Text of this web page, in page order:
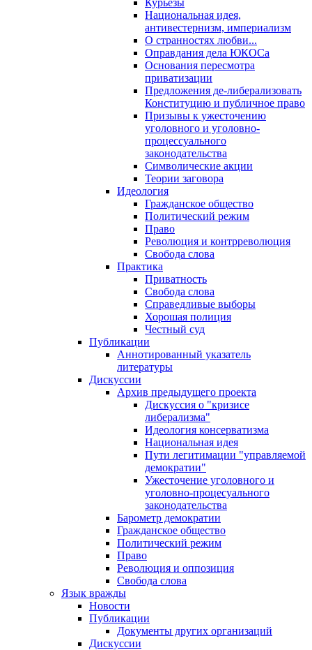
Курьезы
Национальная идея,
антивестернизм, империализм
О странностях любви...
Оправдания дела ЮКОСа
Основания пересмотра
приватизации
Предложения де-либерализовать
Конституцию и публичное право
Призывы к ужесточению
уголовного и уголовно-
процессуального
законодательства
Символические акции
Теории заговора
Идеология
Гражданское общество
Политический режим
Право
Революция и контрреволюция
Свобода слова
Практика
Приватность
Свобода слова
Справедливые выборы
Хорошая полиция
Честный суд
Публикации
Аннотированный указатель
литературы
Дискуссии
Архив предыдущего проекта
Дискуссия о "кризисе
либерализма"
Идеология консерватизма
Национальная идея
Пути легитимации "управляемой
демократии"
Ужесточение уголовного и
уголовно-процесуального
законодательства
Барометр демократии
Гражданское общество
Политический режим
Право
Революция и оппозиция
Свобода слова
Язык вражды
Новости
Публикации
Документы других организаций
Дискуссии